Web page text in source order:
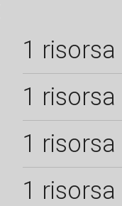
1 risorsa
1 risorsa
1 risorsa
1 risorsa